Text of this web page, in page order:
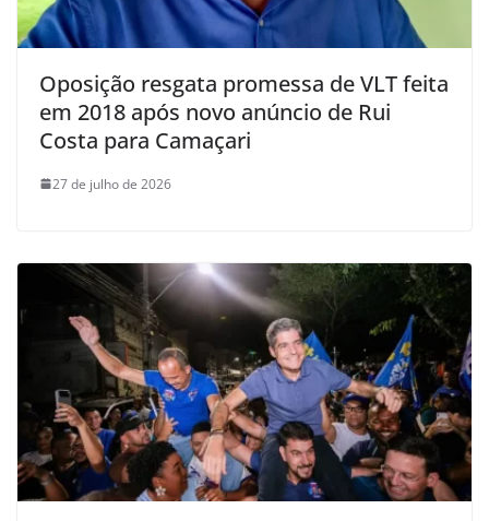
Oposição resgata promessa de VLT feita
em 2018 após novo anúncio de Rui
Costa para Camaçari
27 de julho de 2026